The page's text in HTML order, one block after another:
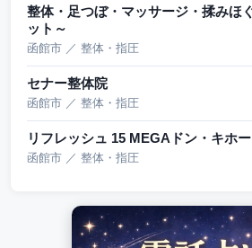
整体・足つぼ・マッサージ・揉みほ
ット～
函館市 ／ 整体・指圧
セナー整体院
函館市 ／ 整体・指圧
リフレッシュ 15 MEGAドン・キホ
函館市 ／ 整体・指圧